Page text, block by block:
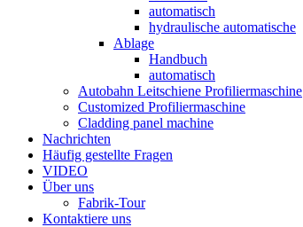
automatisch
hydraulische automatische
Ablage
Handbuch
automatisch
Autobahn Leitschiene Profiliermaschine
Customized Profiliermaschine
Cladding panel machine
Nachrichten
Häufig gestellte Fragen
VIDEO
Über uns
Fabrik-Tour
Kontaktiere uns